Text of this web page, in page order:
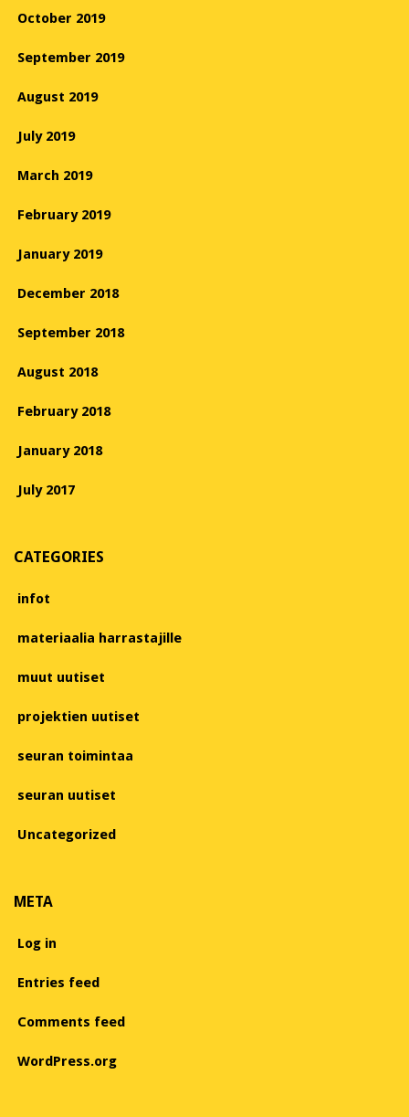
October 2019
September 2019
August 2019
July 2019
March 2019
February 2019
January 2019
December 2018
September 2018
August 2018
February 2018
January 2018
July 2017
CATEGORIES
infot
materiaalia harrastajille
muut uutiset
projektien uutiset
seuran toimintaa
seuran uutiset
Uncategorized
META
Log in
Entries feed
Comments feed
WordPress.org